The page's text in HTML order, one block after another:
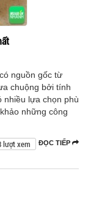
nguồn gốc từ
chuộng bởi tính
nhiều lựa chọn phù
những công
ĐỌC TIẾP
lượt xem